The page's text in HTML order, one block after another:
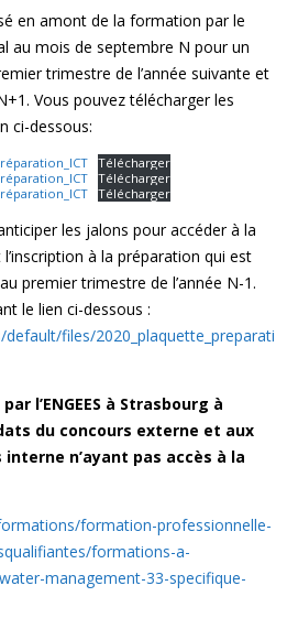
en amont de la formation par le
au mois de septembre N pour un
trimestre de l’année suivante et
Vous pouvez télécharger les
ci-dessous:
Télécharger
Télécharger
Télécharger
les jalons pour accéder à la
à la préparation qui est
premier trimestre de l’année N-1.
le lien ci-dessous :
files/2020_plaquette_preparati
l’ENGEES à Strasbourg à
du concours externe et aux
n’ayant pas accès à la
formation-professionnelle-
formations-a-
management-33-specifique-